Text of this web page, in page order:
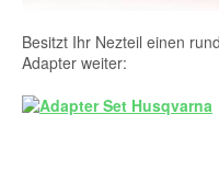
Besitzt Ihr Nezteil einen
Adapter weiter: